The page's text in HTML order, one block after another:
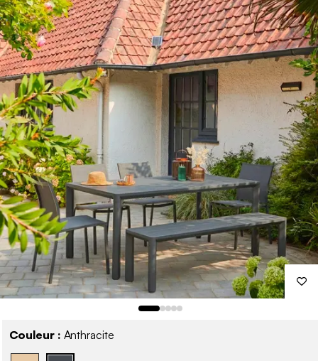
Couleur : Anthracite